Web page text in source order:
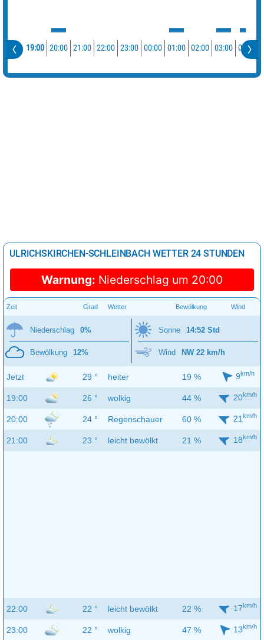
19:00 20:00 21:00 22:00 23:00 00:00 01:00 02:00 03:00 04:00
ULRICHSKIRCHEN-SCHLEINBACH WETTER 24 STUNDEN
Warnung: Niederschlag um 20:00
Zeit Grad Wetter Bewölkung Wind
Niederschlag 0%
Bewölkung 12%
Sonne 14:52 Std
Wind NW 22 km/h
Jetzt 29 ° heiter 19 % 9km/h
19:00 26 ° wolkig 44 % 20km/h
20:00 24 ° Regenschauer 60 % 21 km/h
21:00 23 ° leicht bewölkt 21 % 18km/h
22:00 22 ° leicht bewölkt 22 % 17km/h
23:00 22 ° wolkig 47 % 13km/h